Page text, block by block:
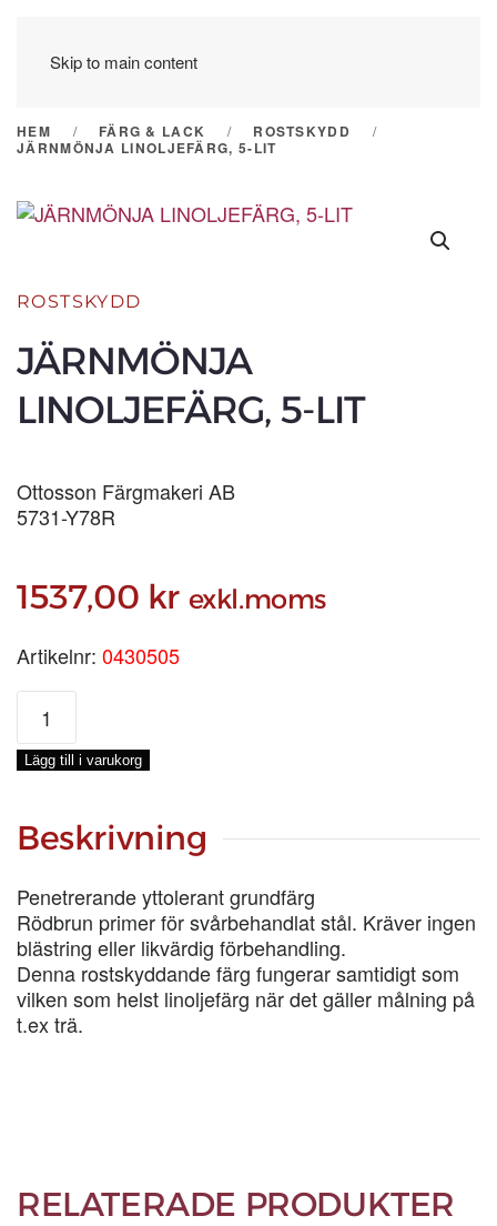
Skip to main content
HEM FÄRG & LACK
ROSTSKYDD
JÄRNMÖNJA LINOLJEFÄRG, 5-LIT
ROSTSKYDD
JÄRNMÖNJA
LINOLJEFÄRG, 5-LIT
Ottosson Färgmakeri AB
5731-Y78R
1537,00 kr exkl.moms
Artikelnr: 0430505
JÄRNMÖNJA
LINOLJEFÄRG,
5-
LIT
Lägg till i varukorg
Beskrivning
Penetrerande yttolerant grundfärg
Rödbrun primer för svårbehandlat stål. Kräver ingen
blästring eller likvärdig förbehandling.
Denna rostskyddande färg fungerar samtidigt som
vilken som helst linoljefärg när det gäller målning på
t.ex trä.
RELATERADE PRODUKTER